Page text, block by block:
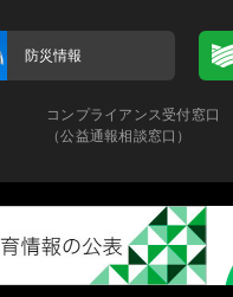
防災情報
コンプライアンス受付窓口
（公益通報相談窓口）